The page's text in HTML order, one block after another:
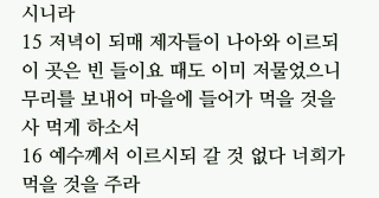
시니라
15 저녁이 되매 제자들이 나아와 이르되
이 곳은 빈 들이요 때도 이미 저물었으니
무리를 보내어 마을에 들어가 먹을 것을
사 먹게 하소서
16 예수께서 이르시되 갈 것 없다 너희가
먹을 것을 주라